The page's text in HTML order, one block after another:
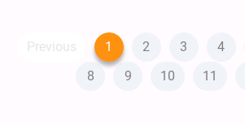
Previous 1 2 3 4
8
9 10 11